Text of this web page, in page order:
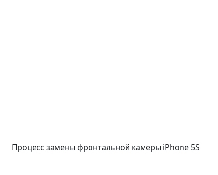
Процесс замены фронтальной камеры iPhone 5S